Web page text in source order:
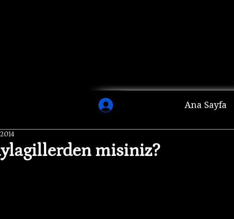
Ana Sayfa
misiniz?